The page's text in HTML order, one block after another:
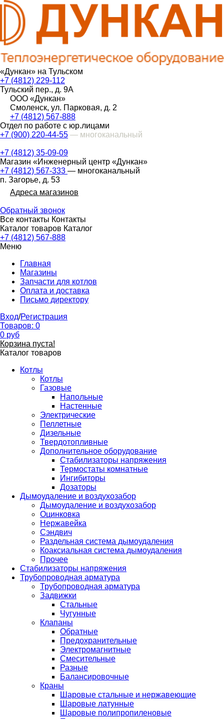
«Дункан» на Тульском
+7 (4812) 229-112
Тульский пер., д. 9А
ООО «Дункан»
Смоленск, ул. Парковая, д. 2
+7 (4812) 567-888
Отдел по работе с юр.лицами
+7 (900) 220-44-55 — многоканальный
+7 (4812) 35-09-09
Магазин «Инженерный центр «Дункан»
+7 (4812) 567-333 — многоканальный
п. Загорье, д. 53
Адреса магазинов
Обратный звонок
Все контакты Контакты
Каталог товаров Каталог
+7 (4812) 567-888
Меню
Главная
Магазины
Запчасти для котлов
Оплата и доставка
Письмо директору
Вход/Регистрация
Товаров: 0
0 руб
Корзина пуста!
Каталог товаров
Котлы
Котлы
Газовые
Напольные
Настенные
Электрические
Пеллетные
Дизельные
Твердотопливные
Дополнительное оборудование
Стабилизаторы напряжения
Термостаты комнатные
Ингибиторы
Дозаторы
Дымоудаление и воздухозабор
Дымоудаление и воздухозабор
Оцинковка
Нержавейка
Сэндвич
Раздельная система дымоудаления
Коаксиальная система дымоудаления
Прочее
Стабилизаторы напряжения
Трубопроводная арматура
Трубопроводная арматура
Задвижки
Стальные
Чугунные
Клапаны
Обратные
Предохранительные
Электромагнитные
Смесительные
Разные
Балансировочные
Краны
Шаровые стальные и нержавеющие
Шаровые латунные
Шаровые полипропиленовые